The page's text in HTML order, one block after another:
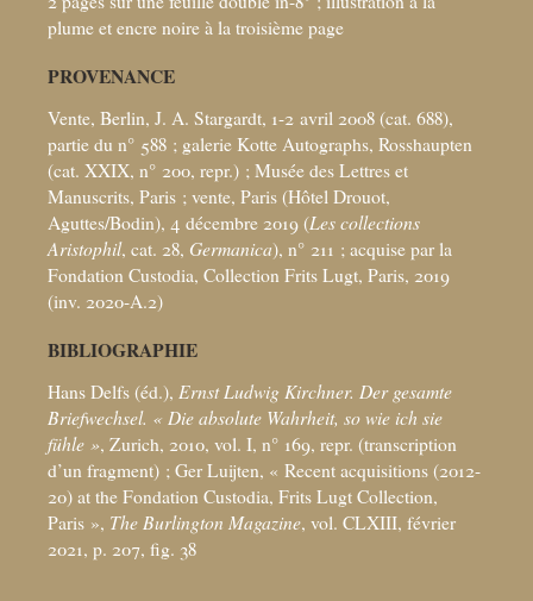
plume et encre noire à la troisième page
PROVENANCE
Vente, Berlin, J. A. Stargardt, 1-2 avril 2008 (cat. 688),
partie du n° 588 ; galerie Kotte Autographs, Rosshaupten
(cat. XXIX, n° 200, repr.) ; Musée des Lettres et
Manuscrits, Paris ; vente, Paris (Hôtel Drouot,
Aguttes/Bodin), 4 décembre 2019 (Les collections
Aristophil, cat. 28, Germanica), n° 211 ; acquise par la
Fondation Custodia, Collection Frits Lugt, Paris, 2019
(inv. 2020-A.2)
BIBLIOGRAPHIE
Hans Delfs (éd.), Ernst Ludwig Kirchner. Der gesamte
Briefwechsel. « Die absolute Wahrheit, so wie ich sie
fühle », Zurich, 2010, vol. I, n° 169, repr. (transcription
d’un fragment) ; Ger Luijten, « Recent acquisitions (2012-
20) at the Fondation Custodia, Frits Lugt Collection,
Paris », The Burlington Magazine, vol. CLXIII, février
2021, p. 207, fig. 38